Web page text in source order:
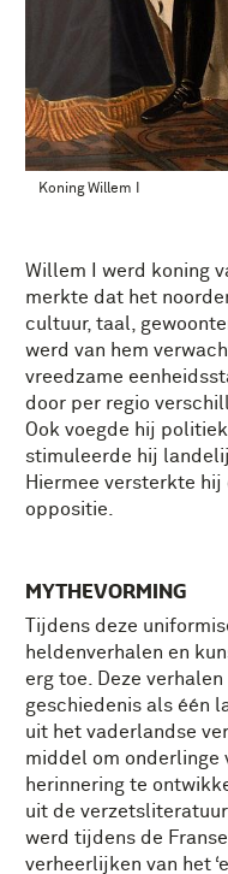
Koning Willem I
Willem I werd koning
merkte dat het
cultuur, taal,
werd van hem
vreedzame
door per regio
Ook voegde hij
stimuleerde hij
Hiermee versterkte
oppositie.
MYTHEVORMING
Tijdens deze
heldenverhalen en
erg toe. Deze
geschiedenis als één
uit het vaderlandse
middel om onderlinge
herinnering te
uit de
werd tijdens de
verheerlijken van het